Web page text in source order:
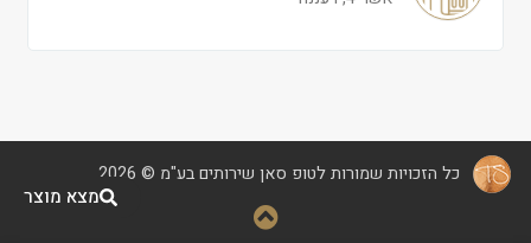
כל הזכויות שמורות לטופ סאן שירותים בע"מ © 2026
מצא מוצר